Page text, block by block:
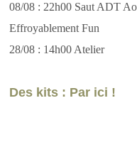
08/08 : 22h00 Saut ADT
Effroyablement Fun
28/08 : 14h00 Atelier
Des kits : Par ici !